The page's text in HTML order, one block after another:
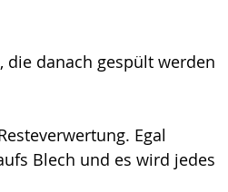
die danach gespült werden
Egal
Blech und es wird jedes